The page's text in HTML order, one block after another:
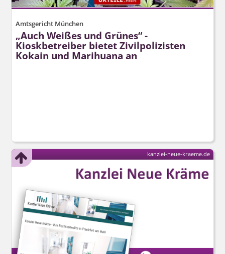
Amtsgericht München
„Auch Weißes und Grünes“ -
Kioskbetreiber bietet Zivilpolizisten
Kokain und Marihuana an
kanzlei-neue-kraeme.de